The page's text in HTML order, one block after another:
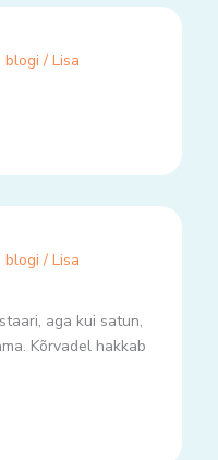
blogi / Lisa
blogi / Lisa
aga kui satun,
Kõrvadel hakkab